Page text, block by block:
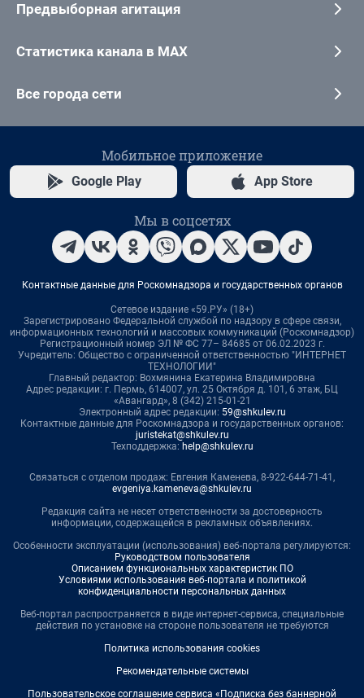
Предвыборная агитация
Статистика канала в MAX
Все города сети
Мобильное приложение
Google Play App Store
Мы в соцсетях
Контактные данные для Роскомнадзора и государственных органов
Сетевое издание «59.РУ» (18+)
Зарегистрировано Федеральной службой по надзору в сфере связи,
информационных технологий и массовых коммуникаций (Роскомнадзор)
Регистрационный номер ЭЛ № ФС 77– 84685 от 06.02.2023 г.
Учредитель: Общество с ограниченной ответственностью "ИНТЕРНЕТ
ТЕХНОЛОГИИ"
Главный редактор: Вохмянина Екатерина Владимировна
Адрес редакции: г. Пермь, 614007, ул. 25 Октября д. 101, 6 этаж, БЦ
«Авангард», 8 (342) 215-01-21
Электронный адрес редакции: 59@shkulev.ru
Контактные данные для Роскомнадзора и государственных органов:
juristekat@shkulev.ru
Техподдержка: help@shkulev.ru
Связаться с отделом продаж: Евгения Каменева, 8-922-644-71-41,
evgeniya.kameneva@shkulev.ru
Редакция сайта не несет ответственности за достоверность
информации, содержащейся в рекламных объявлениях.
Особенности эксплуатации (использования) веб-портала регулируются:
Руководством пользователя
Описанием функциональных характеристик ПО
Условиями использования веб-портала и политикой
конфиденциальности персональных данных
Веб-портал распространяется в виде интернет-сервиса, специальные
действия по установке на стороне пользователя не требуются
Политика использования cookies
Рекомендательные системы
Пользовательское соглашение сервиса «Подписка без баннерной